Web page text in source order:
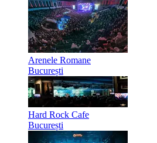
Arenele Romane
București
Hard Rock Cafe
București